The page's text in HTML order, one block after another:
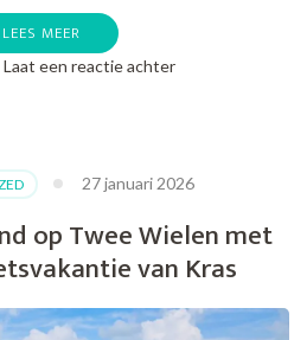
LEES MEER
Laat een reactie achterop
50-
Ontdek
de
op
27 januari 2026
op Twee Wielen met
van Kras